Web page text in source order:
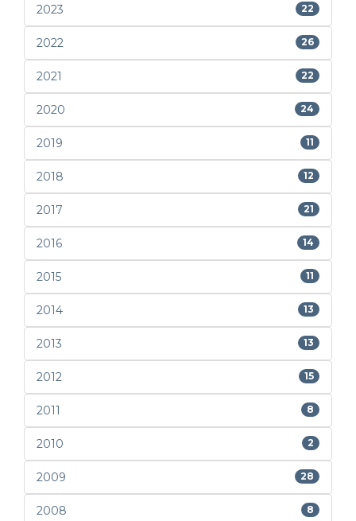
2023 22
2022 26
2021 22
2020 24
2019 11
2018 12
2017 21
2016 14
2015 11
2014 13
2013 13
2012 15
2011 8
2010 2
2009 28
2008 8